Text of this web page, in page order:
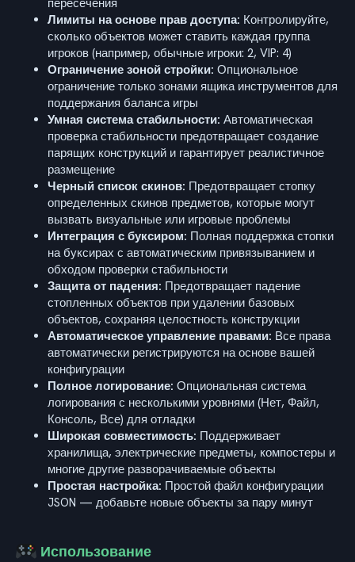
Лимиты на основе прав доступа: Контролируйте,
сколько объектов может ставить каждая группа
игроков (например, обычные игроки: 2, VIP: 4)
Ограничение зоной стройки: Опциональное
ограничение только зонами ящика инструментов для
поддержания баланса игры
Умная система стабильности: Автоматическая
проверка стабильности предотвращает создание
парящих конструкций и гарантирует реалистичное
размещение
Черный список скинов: Предотвращает стопку
определенных скинов предметов, которые могут
вызвать визуальные или игровые проблемы
Интеграция с буксиром: Полная поддержка стопки
на буксирах с автоматическим привязыванием и
обходом проверки стабильности
Защита от падения: Предотвращает падение
стопленных объектов при удалении базовых
объектов, сохраняя целостность конструкции
Автоматическое управление правами: Все права
автоматически регистрируются на основе вашей
конфигурации
Полное логирование: Опциональная система
логирования с несколькими уровнями (Нет, Файл,
Консоль, Все) для отладки
Широкая совместимость: Поддерживает
хранилища, электрические предметы, компостеры и
многие другие разворачиваемые объекты
Простая настройка: Простой файл конфигурации
JSON — добавьте новые объекты за пару минут
Использование